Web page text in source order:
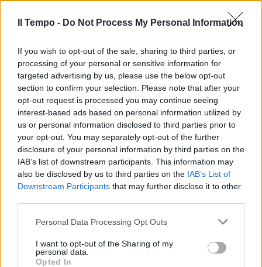
Il Tempo - Do Not Process My Personal Information
If you wish to opt-out of the sale, sharing to third parties, or
processing of your personal or sensitive information for
targeted advertising by us, please use the below opt-out
section to confirm your selection. Please note that after your
opt-out request is processed you may continue seeing
interest-based ads based on personal information utilized by
us or personal information disclosed to third parties prior to
your opt-out. You may separately opt-out of the further
disclosure of your personal information by third parties on the
IAB’s list of downstream participants. This information may
also be disclosed by us to third parties on the IAB’s List of
Downstream Participants that may further disclose it to other
Personal Data Processing Opt Outs
I want to opt-out of the Sharing of my
personal data.
Opted In